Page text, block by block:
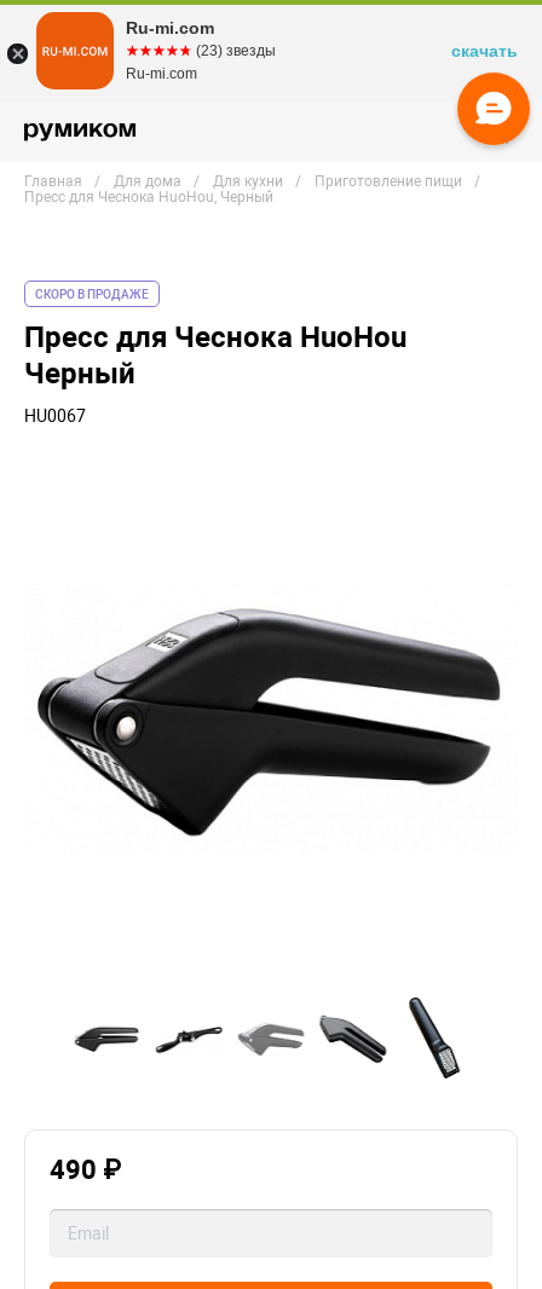
Главная Для дома Для кухни
Приготовление пищи
Пресс для Чеснока HuoHou, Черный
СКОРО В ПРОДАЖЕ
Пресс для Чеснока HuoHou
Черный
HU0067
490 ₽
Ru-mi.com
☆☆☆☆☆
★★★★★ (23) звезды
Ru-mi.com
скачать